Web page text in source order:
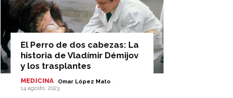
El Perro de dos cabezas: La
historia de Vladímir Démijov
y los trasplantes
MEDICINA Omar López Mato -
14 agosto, 2023